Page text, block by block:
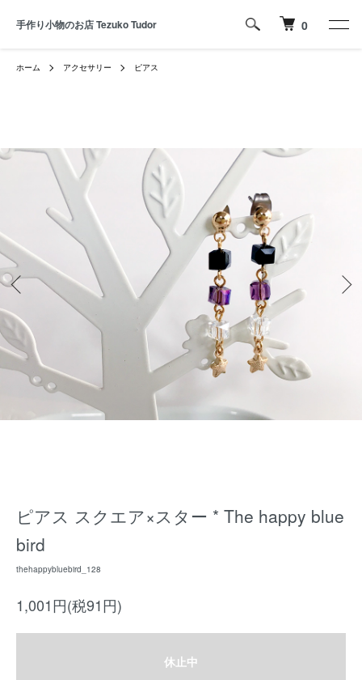
手作り小物のお店 Tezuko Tudor 0
ホーム アクセサリー ピアス
ピアス スクエア×スター * The happy blue
bird
thehappybluebird_128
1,001円(税91円)
休止中